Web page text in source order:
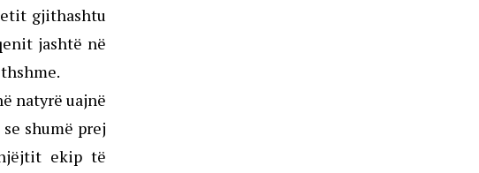
gjithashtu
jashtë në
natyrë uajnë
shumë prej
ekip të